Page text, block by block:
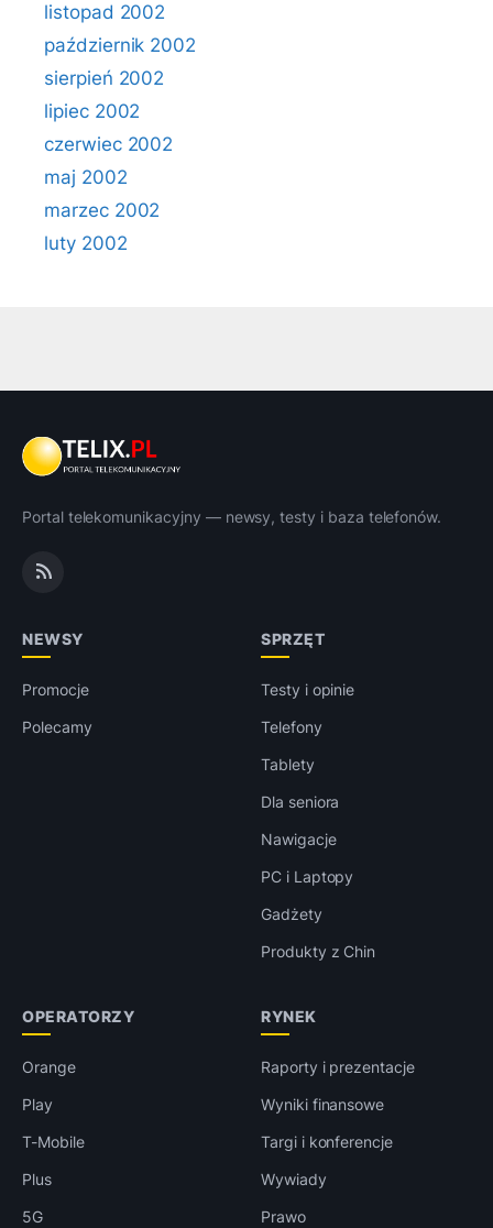
listopad 2002
październik 2002
sierpień 2002
lipiec 2002
czerwiec 2002
maj 2002
marzec 2002
luty 2002
Portal telekomunikacyjny — newsy, testy i baza telefonów.
NEWSY
Promocje
Polecamy
SPRZĘT
Testy i opinie
Telefony
Tablety
Dla seniora
Nawigacje
PC i Laptopy
Gadżety
Produkty z Chin
OPERATORZY
Orange
Play
T-Mobile
Plus
5G
RYNEK
Raporty i prezentacje
Wyniki finansowe
Targi i konferencje
Wywiady
Prawo